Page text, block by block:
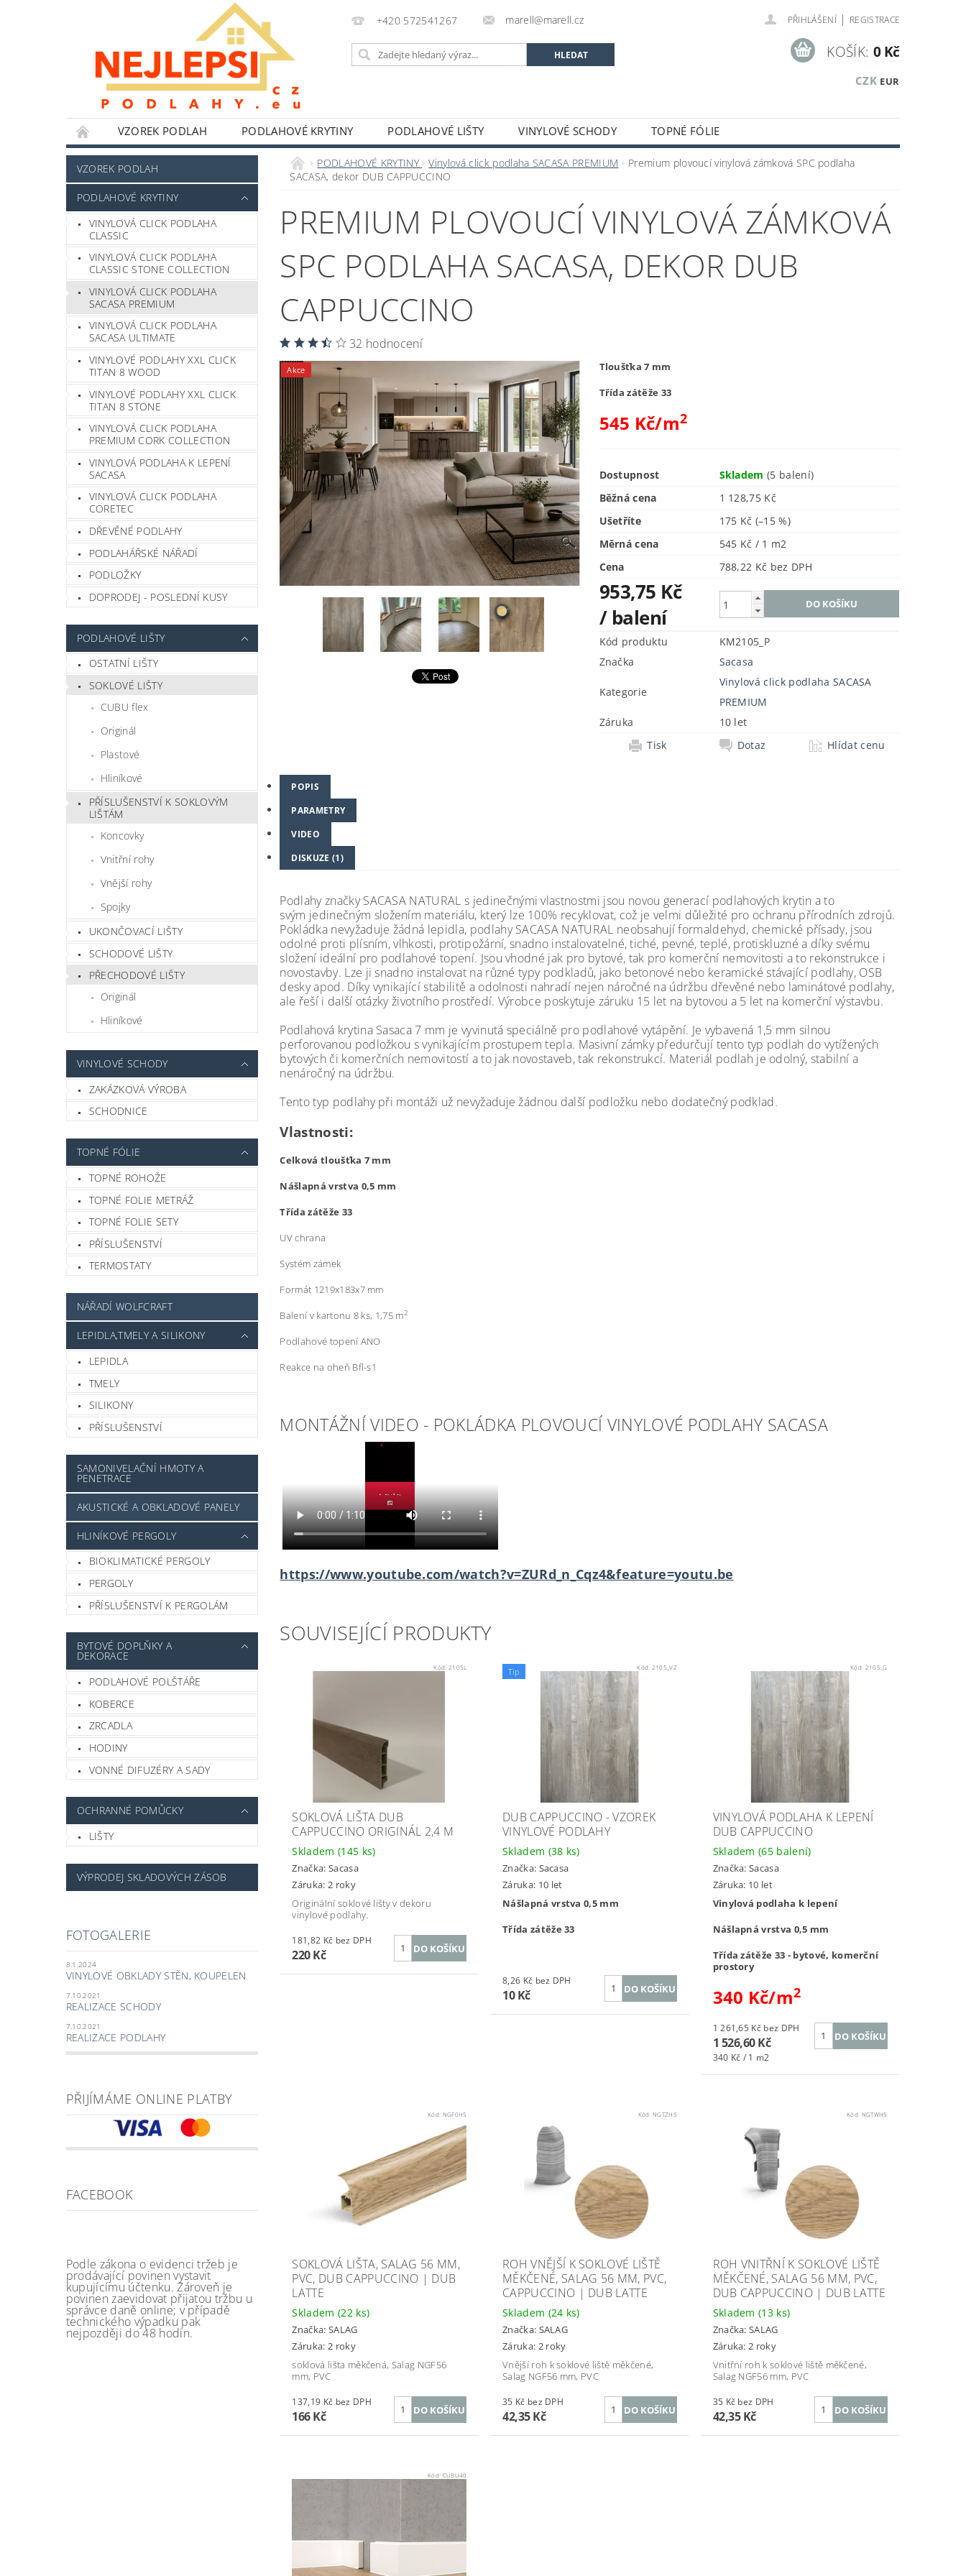
+420 572541267 marell@marell.cz PŘIHLÁŠENÍ | REGISTRACE
CZK EUR
KOŠÍK: 0 Kč
VZOREK PODLAH PODLAHOVÉ KRYTINY PODLAHOVÉ LIŠTY VINYLOVÉ SCHODY
TOPNÉ FÓLIE
NÁŘADÍ WOLFCRAFT
LEPIDLA,TMELY A SILIKONY SAMONIVELAČNÍ HMOTY A PENETRACE
AKUSTICKÉ A OBKLADOVÉ PANELY
HLINÍKOVÉ PERGOLY
BYTOVÉ DOPLŇKY A DEKORACE OCHRANNÉ POMŮCKY
POKYNY K INSTALACI
BLOG FOTOGALERIE
VZOREK PODLAH
PODLAHOVÉ KRYTINY
VINYLOVÁ CLICK PODLAHA
CLASSIC
VINYLOVÁ CLICK PODLAHA
CLASSIC STONE COLLECTION
VINYLOVÁ CLICK PODLAHA
SACASA PREMIUM
VINYLOVÁ CLICK PODLAHA
SACASA ULTIMATE
VINYLOVÉ PODLAHY XXL CLICK
TITAN 8 WOOD
VINYLOVÉ PODLAHY XXL CLICK
TITAN 8 STONE
VINYLOVÁ CLICK PODLAHA
PREMIUM CORK COLLECTION
VINYLOVÁ PODLAHA K LEPENÍ
SACASA
VINYLOVÁ CLICK PODLAHA
CORETEC
DŘEVĚNÉ PODLAHY
PODLAHÁŘSKÉ NÁŘADÍ
PODLOŽKY
DOPRODEJ - POSLEDNÍ KUSY
PODLAHOVÉ LIŠTY
OSTATNÍ LIŠTY
SOKLOVÉ LIŠTY
CUBU flex
Originál
Plastové
Hliníkové
PŘÍSLUŠENSTVÍ K SOKLOVÝM
LIŠTÁM
Koncovky
Vnitřní rohy
Vnější rohy
Spojky
UKONČOVACÍ LIŠTY
SCHODOVÉ LIŠTY
PŘECHODOVÉ LIŠTY
Originál
Hliníkové
VINYLOVÉ SCHODY
ZAKÁZKOVÁ VÝROBA
SCHODNICE
TOPNÉ FÓLIE
TOPNÉ ROHOŽE
TOPNÉ FOLIE METRÁŽ
TOPNÉ FOLIE SETY
PŘÍSLUŠENSTVÍ
TERMOSTATY
NÁŘADÍ WOLFCRAFT
LEPIDLA,TMELY A SILIKONY
LEPIDLA
TMELY
SILIKONY
PŘÍSLUŠENSTVÍ
SAMONIVELAČNÍ HMOTY A
PENETRACE
AKUSTICKÉ A OBKLADOVÉ PANELY
HLINÍKOVÉ PERGOLY
BIOKLIMATICKÉ PERGOLY
PERGOLY
PŘÍSLUŠENSTVÍ K PERGOLÁM
BYTOVÉ DOPLŇKY A
DEKORACE
PODLAHOVÉ POLŠTÁŘE
KOBERCE
ZRCADLA
HODINY
VONNÉ DIFUZÉRY A SADY
OCHRANNÉ POMŮCKY
LIŠTY
VÝPRODEJ SKLADOVÝCH ZÁSOB
FOTOGALERIE
8.1.2024
VINYLOVÉ OBKLADY STĚN, KOUPELEN
7.10.2021
REALIZACE SCHODY
7.10.2021
REALIZACE PODLAHY
PŘIJÍMÁME ONLINE PLATBY
FACEBOOK
Podle zákona o evidenci tržeb je
prodávající povinen vystavit
kupujícímu účtenku. Zároveň je
povinen zaevidovat přijatou tržbu u
správce daně online; v případě
technického výpadku pak
nejpozději do 48 hodin.
PODLAHOVÉ KRYTINY Vinylová click podlaha SACASA PREMIUM
Premium plovoucí vinylová zámková SPC podlaha
SACASA, dekor DUB CAPPUCCINO
PREMIUM PLOVOUCÍ VINYLOVÁ ZÁMKOVÁ
SPC PODLAHA SACASA, DEKOR DUB
CAPPUCCINO
32 hodnocení
Akce
Tloušťka 7 mm
Třída zátěže 33
545 Kč/m2
Dostupnost Skladem(5 balení)
Běžná cena
1 128,75 Kč
Ušetříte
175 Kč (–15 %)
Měrná cena
545 Kč / 1 m2
Cena
788,22 Kč bez DPH
953,75 Kč
/ balení
Kód produktu
KM2105_P
Značka
Sacasa
Kategorie
Vinylová click podlaha SACASA
PREMIUM
Záruka
10 let
Tisk
Dotaz Hlídat cenu
POPIS
PARAMETRY
VIDEO
DISKUZE (1)
Podlahy značky SACASA NATURAL s jedinečnými vlastnostmi jsou novou generací podlahových krytin a to
svým jedinečným složením materiálu, který lze 100% recyklovat, což je velmi důležité pro ochranu přírodních zdrojů.
Pokládka nevyžaduje žádná lepidla, podlahy SACASA NATURAL neobsahují formaldehyd, chemické přísady, jsou
odolné proti plísním, vlhkosti, protipožární, snadno instalovatelné, tiché, pevné, teplé, protiskluzné a díky svému
složení ideální pro podlahové topení. Jsou vhodné jak pro bytové, tak pro komerční nemovitosti a to rekonstrukce i
novostavby. Lze ji snadno instalovat na různé typy podkladů, jako betonové nebo keramické stávající podlahy, OSB
desky apod. Díky vynikající stabilitě a odolnosti nahradí nejen náročné na údržbu dřevěné nebo laminátové podlahy,
ale řeší i další otázky životního prostředí. Výrobce poskytuje záruku 15 let na bytovou a 5 let na komerční výstavbu.
Podlahová krytina Sasaca 7 mm je vyvinutá speciálně pro podlahové vytápění. Je vybavená 1,5 mm silnou
perforovanou podložkou s vynikajícím prostupem tepla. Masivní zámky předurčují tento typ podlah do vytížených
bytových či komerčních nemovitostí a to jak novostaveb, tak rekonstrukcí. Materiál podlah je odolný, stabilní a
nenáročný na údržbu.
Tento typ podlahy při montáži už nevyžaduje žádnou další podložku nebo dodatečný podklad.
Vlastnosti:
Celková tloušťka 7 mm
Nášlapná vrstva 0,5 mm
Třída zátěže 33
UV chrana
Systém zámek
Formát 1219x183x7 mm
Balení v kartonu 8 ks, 1,75 m2
Podlahové topení ANO
Reakce na oheň Bfl-s1
MONTÁŽNÍ VIDEO - POKLÁDKA PLOVOUCÍ VINYLOVÉ PODLAHY SACASA
https://www.youtube.com/watch?v=ZURd_n_Cqz4&feature=youtu.be
SOUVISEJÍCÍ PRODUKTY
Kód: 2105L
SOKLOVÁ LIŠTA DUB
CAPPUCCINO ORIGINÁL 2,4 M
Skladem (145 ks)
Značka: Sacasa
Záruka: 2 roky
Originální soklové lišty v dekoru
vinylové podlahy.
181,82 Kč bez DPH
220 Kč
Tip Kód: 2105_VZ
DUB CAPPUCCINO - VZOREK
VINYLOVÉ PODLAHY
Skladem (38 ks)
Značka: Sacasa
Záruka: 10 let
Nášlapná vrstva 0,5 mm
Třída zátěže 33
8,26 Kč bez DPH
10 Kč
Kód: 2105_G
VINYLOVÁ PODLAHA K LEPENÍ
DUB CAPPUCCINO
Skladem(65 balení)
Značka:Sacasa
Záruka: 10 let
Vinylová podlaha k lepení
Nášlapná vrstva 0,5 mm
Třída zátěže 33 - bytové, komerční
prostory
340 Kč/m2
1 261,65 Kč bez DPH
1 526,60 Kč
340 Kč / 1 m2
Kód: NGF0H5
SOKLOVÁ LIŠTA, SALAG 56 MM,
PVC, DUB CAPPUCCINO | DUB
LATTE
Skladem (22 ks)
Značka: SALAG
Záruka: 2 roky
soklová lišta měkčená, Salag NGF56
mm, PVC
137,19 Kč bez DPH
166 Kč
Kód:NGTZH5
ROH VNĚJŠÍ K SOKLOVÉ LIŠTĚ
MĚKČENÉ, SALAG 56 MM, PVC,
CAPPUCCINO | DUB LATTE
Skladem (24 ks)
Značka: SALAG
Záruka: 2 roky
Vnější roh k soklové liště měkčené,
Salag NGF56 mm, PVC
35 Kč bez DPH
42,35 Kč
Kód: NGTWH5
ROH VNITŘNÍ K SOKLOVÉ LIŠTĚ
MĚKČENÉ, SALAG 56 MM, PVC,
DUB CAPPUCCINO | DUB LATTE
Skladem(13 ks)
Značka:SALAG
Záruka: 2 roky
Vnitřní roh k soklové liště měkčené,
Salag NGF56 mm, PVC
35 Kč bez DPH
42,35 Kč
Kód: CUBU40